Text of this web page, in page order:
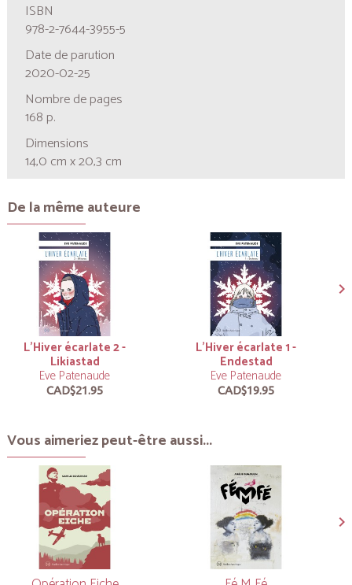
ISBN
978-2-7644-3955-5
Date de parution
2020-02-25
Nombre de pages
168 p.
Dimensions
14,0 cm x 20,3 cm
De la même auteure
L’Hiver écarlate 2 -
Likiastad
Eve Patenaude
CAD$21.95
L’Hiver écarlate 1 -
Endestad
Eve Patenaude
CAD$19.95
Vous aimeriez peut-être aussi...